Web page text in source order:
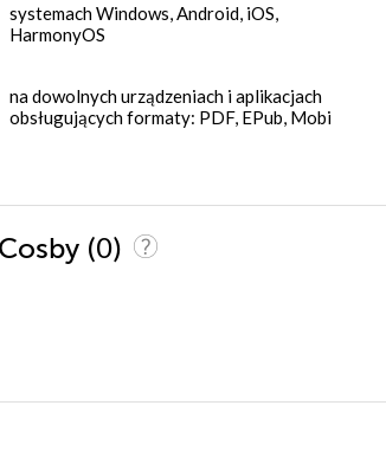
systemach Windows, Android, iOS,
HarmonyOS
na dowolnych urządzeniach i aplikacjach
obsługujących formaty: PDF, EPub, Mobi
(0)